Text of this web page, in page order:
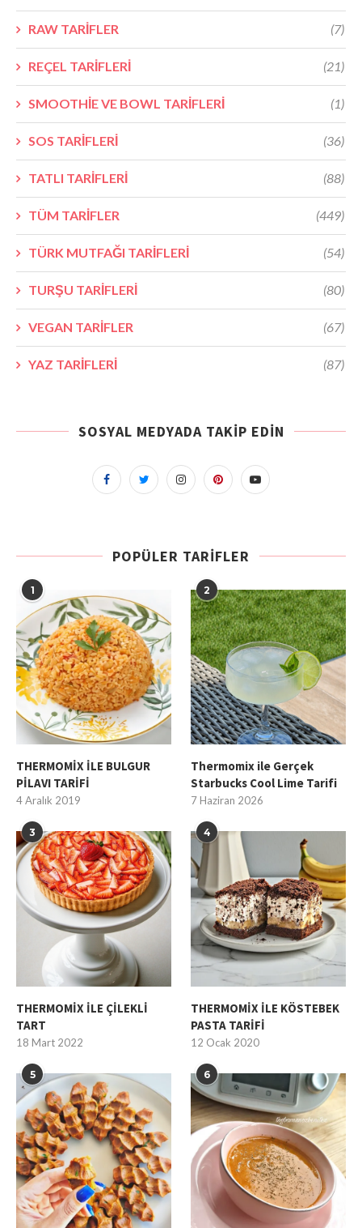
RAW TARİFLER (7)
REÇEL TARİFLERİ (21)
SMOOTHİE VE BOWL TARİFLERİ (1)
SOS TARİFLERİ (36)
TATLI TARİFLERİ (88)
TÜM TARİFLER (449)
TÜRK MUTFAĞI TARİFLERİ (54)
TURŞU TARİFLERİ (80)
VEGAN TARİFLER (67)
YAZ TARİFLERİ (87)
SOSYAL MEDYADA TAKIP EDIN
POPÜLER TARIFLER
1
THERMOMİX İLE BULGUR
PİLAVI TARİFİ
4 Aralık 2019
2
Thermomix ile Gerçek
Starbucks Cool Lime Tarifi
7 Haziran 2026
3
THERMOMİX İLE ÇİLEKLİ
TART
18 Mart 2022
4
THERMOMİX İLE KÖSTEBEK
PASTA TARİFİ
12 Ocak 2020
5 6